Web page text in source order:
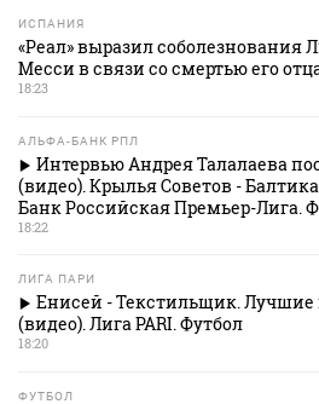
ИСПАНИЯ
«Реал» выразил соболезнования
Месси в связи со смертью его
18:23
АЛЬФА-БАНК РПЛ
Интервью Андрея Талалаева
(видео). Крылья Советов -
Банк Российская Премьер-Лига.
18:22
ЛИГА ПАРИ
Енисей - Текстильщик.
(видео). Лига PARI. Футбол
18:20
ФУТБОЛ